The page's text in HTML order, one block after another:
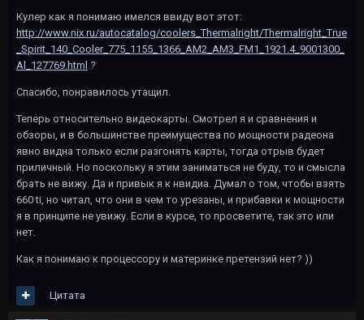
Кулер как я понимаю имелся ввиду вот этот:
http://www.nix.ru/autocatalog/coolers_Thermalright/Thermalright_True
_Spirit_140_Cooler_775_1155_1366_AM2_AM3_FM1_1921.4_9001300_
Al_127769.html ?
Спасибо, понравилось утащил.
Теперь относительно видеокарты. Смотрел я и сравнения и
обзоры, и в большинстве преимущества по мощности радеона
явно видна только если разгонять карты, тогда отрыв будет
приличный. Но поскольку я этим заниматься не буду, то и смысла
брать не вижу. Да и привык я к нвидиа. Думал о том, чтобы взять
660 ti, но читал, что они в чем то урезаны, и прибавки к мощности
я в принципе не увижу. Если в курсе, то просветите, так это или
нет.
Как я понимаю к процессору и материнке претензий нет? ))
Цитата